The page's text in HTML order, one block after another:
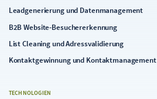
Leadgenerierung und Datenmanagement
B2B Website-Besuchererkennung
List Cleaning und Adressvalidierung
Kontaktgewinnung und Kontaktmanagement
TECHNOLOGIEN